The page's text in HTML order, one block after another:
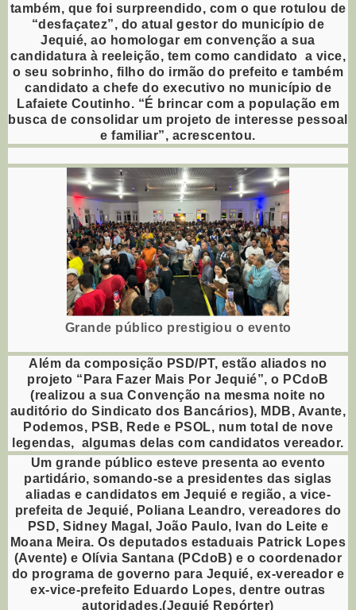
também, que foi surpreendido, com o que rotulou de
“desfaçatez”, do atual gestor do município de
Jequié, ao homologar em convenção a sua
candidatura à reeleição, tem como candidato a vice,
o seu sobrinho, filho do irmão do prefeito e também
candidato a chefe do executivo no município de
Lafaiete Coutinho. “É brincar com a população em
busca de consolidar um projeto de interesse pessoal
e familiar”, acrescentou.
Grande público prestigiou o evento
Além da composição PSD/PT, estão aliados no
projeto “Para Fazer Mais Por Jequié”, o PCdoB
(realizou a sua Convenção na mesma noite no
auditório do Sindicato dos Bancários), MDB, Avante,
Podemos, PSB, Rede e PSOL, num total de nove
legendas, algumas delas com candidatos vereador.
Um grande público esteve presenta ao evento
partidário, somando-se a presidentes das siglas
aliadas e candidatos em Jequié e região, a vice-
prefeita de Jequié, Poliana Leandro, vereadores do
PSD, Sidney Magal, João Paulo, Ivan do Leite e
Moana Meira. Os deputados estaduais Patrick Lopes
(Avente) e Olívia Santana (PCdoB) e o coordenador
do programa de governo para Jequié, ex-vereador e
ex-vice-prefeito Eduardo Lopes, dentre outras
autoridades.(Jequié Repórter)